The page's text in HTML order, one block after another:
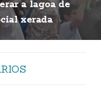
a lagoa de
xerada